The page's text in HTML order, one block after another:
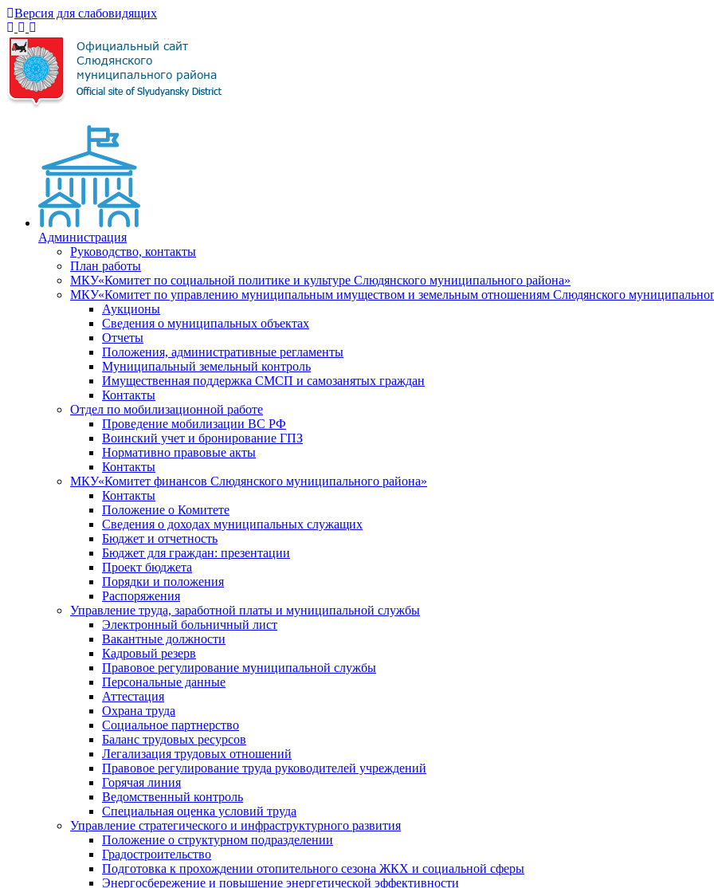
Версия для слабовидящих
Администрация
Руководство, контакты
План работы
МКУ«Комитет по социальной политике и культуре Слюдянского муниципального района»
МКУ«Комитет по управлению муниципальным имуществом и земельным отношениям Слюдянского
Аукционы
Сведения о муниципальных объектах
Отчеты
Положения, административные регламенты
Муниципальный земельный контроль
Имущественная поддержка СМСП и самозанятых граждан
Контакты
Отдел по мобилизационной работе
Проведение мобилизации ВС РФ
Воинский учет и бронирование ГПЗ
Нормативно правовые акты
Контакты
МКУ«Комитет финансов Слюдянского муниципального района»
Контакты
Положение о Комитете
Сведения о доходах муниципальных служащих
Бюджет и отчетность
Бюджет для граждан: презентации
Проект бюджета
Порядки и положения
Распоряжения
Управление труда, заработной платы и муниципальной службы
Электронный больничный лист
Вакантные должности
Кадровый резерв
Правовое регулирование муниципальной службы
Персональные данные
Аттестация
Охрана труда
Социальное партнерство
Баланс трудовых ресурсов
Легализация трудовых отношений
Правовое регулирование труда руководителей учреждений
Горячая линия
Ведомственный контроль
Специальная оценка условий труда
Управление стратегического и инфраструктурного развития
Положение о структурном подразделении
Градостроительство
Подготовка к прохождении отопительного сезона ЖКХ и социальной сферы
Энергосбережение и повышение энергетической эффективности